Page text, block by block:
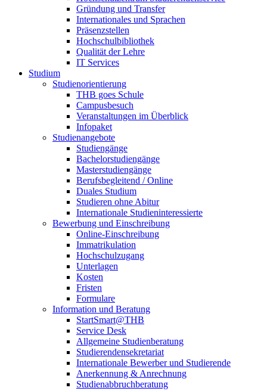
Gründung und Transfer
Internationales und Sprachen
Präsenzstellen
Hochschulbibliothek
Qualität der Lehre
IT Services
Studium
Studienorientierung
THB goes Schule
Campusbesuch
Veranstaltungen im Überblick
Infopaket
Studienangebote
Studiengänge
Bachelorstudiengänge
Masterstudiengänge
Berufsbegleitend / Online
Duales Studium
Studieren ohne Abitur
Internationale Studieninteressierte
Bewerbung und Einschreibung
Online-Einschreibung
Immatrikulation
Hochschulzugang
Unterlagen
Kosten
Fristen
Formulare
Information und Beratung
StartSmart@THB
Service Desk
Allgemeine Studienberatung
Studierendensekretariat
Internationale Bewerber und Studierende
Anerkennung & Anrechnung
Studienabbruchberatung